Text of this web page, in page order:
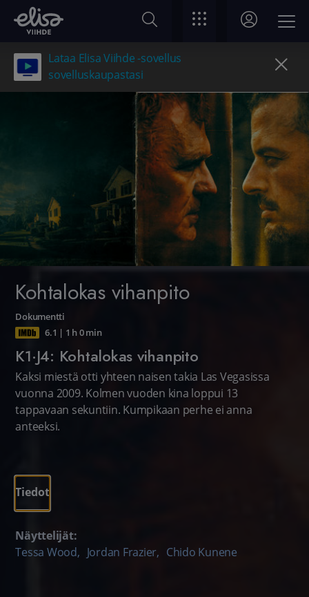
Lataa Elisa Viihde -sovellus
sovelluskaupastasi
Kohtalokas vihanpito
Dokumentti
6.1 | 1 h 0 min
K1·J4: Kohtalokas vihanpito
Kaksi miestä otti yhteen naisen takia Las Vegasissa
vuonna 2009. Kolmen vuoden kina loppui 13
tappavaan sekuntiin. Kumpikaan perhe ei anna
anteeksi.
Tiedot
Näyttelijät:
Tessa Wood, Jordan Frazier, Chido Kunene